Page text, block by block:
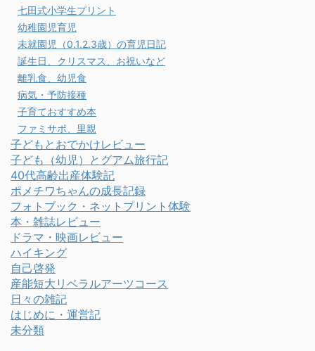
七田式小学生プリント
幼稚園児育児
未就園児（0.1.2.3歳）の育児日記
誕生日、クリスマス、お祝いなど
離乳食、幼児食
病気・予防接種
子育ておすすめ本
ファミサポ、里親
子どもとおでかけレビュー
子ども（幼児）とグアム旅行記
40代高齢出産体験記
ポメチワちゃんの成長記録
フォトブック・ネットプリント体験
本・雑誌レビュー
ドラマ・映画レビュー
ハイキング
自己啓発
産能短大リベラルアーツコース
日々の雑記
はじめに・運営記
未分類